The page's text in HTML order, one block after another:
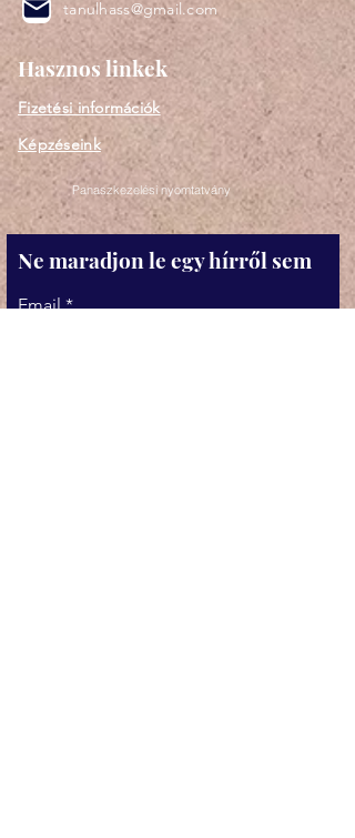
tanulhass@gmail.com
Hasznos linkek
Fizetési információk
Képzéseink
Panaszkezelési nyomtatvány
Ne maradjon le egy hírről sem
Email